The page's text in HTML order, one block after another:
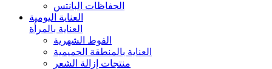
الحفاظات البانتس
العناية اليومية
العناية بالمرأة
الفوط الشهرية
العناية بالمنطقة الحميمية
منتجات إزالة الشعر